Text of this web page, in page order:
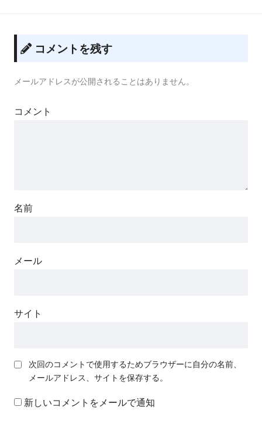
コメントを残す
メールアドレスが公開されることはありません。
コメント
名前
メール
サイト
次回のコメントで使用するためブラウザーに自分の名前、
メールアドレス、サイトを保存する。
新しいコメントをメールで通知